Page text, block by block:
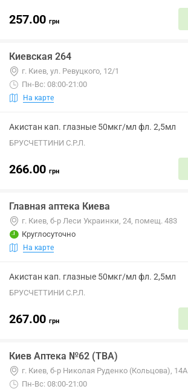
257.00 грн
Киевская 264
г. Киев, ул. Ревуцкого, 12/1
Пн-Вс: 08:00-21:00
На карте
Акистан кап. глазные 50мкг/мл фл. 2,5мл
БРУСЧЕТТИНИ С.Р.Л.
266.00 грн
Главная аптека Киева
г. Киев, б-р Леси Украинки, 24, помещ. 483
Круглосуточно
На карте
Акистан кап. глазные 50мкг/мл фл. 2,5мл
БРУСЧЕТТИНИ С.Р.Л.
267.00 грн
Киев Аптека №62 (ТВА)
г. Киев, б-р Николая Руденко (Кольцова), 14А
Пн-Вс: 08:00-21:00